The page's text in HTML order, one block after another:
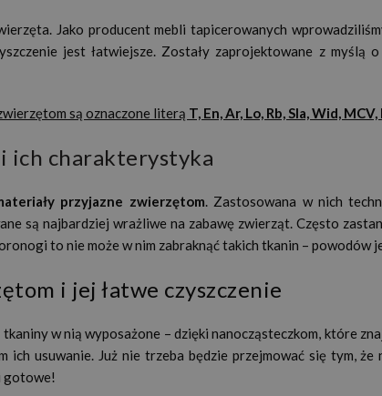
Jako producent mebli tapicerowanych
jest łatwiejsze. Zostały zaprojektowane z
są oznaczone literą T, En, Ar, Lo, Rb, Sla, Wid,
ich charakterystyka
przyjazne zwierzętom. Zastosowana w nich
są najbardziej wrażliwe na zabawę zwierząt. Często
to nie może w nim zabraknąć takich tkanin – powodów
i jej łatwe czyszczenie
tkaniny w nią wyposażone – dzięki nanocząsteczkom, które
ich usuwanie. Już nie trzeba będzie przejmować się tym,
gotowe!